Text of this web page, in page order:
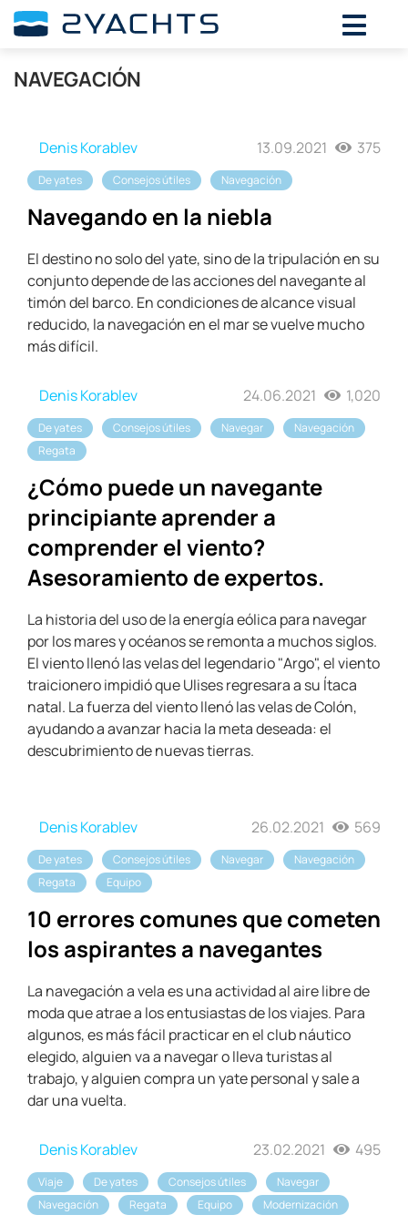
NAVEGACIÓN
Denis Korablev 13.09.2021 375
De yates Consejos útiles Navegación
Navegando en la niebla
El destino no solo del yate, sino de la tripulación en su
conjunto depende de las acciones del navegante al
timón del barco. En condiciones de alcance visual
reducido, la navegación en el mar se vuelve mucho
más difícil.
Denis Korablev 24.06.2021 1,020
De yates Consejos útiles Navegar
Navegación
Regata
¿Cómo puede un navegante
principiante aprender a
comprender el viento?
Asesoramiento de expertos.
La historia del uso de la energía eólica para navegar
por los mares y océanos se remonta a muchos siglos.
El viento llenó las velas del legendario "Argo", el viento
traicionero impidió que Ulises regresara a su Ítaca
natal. La fuerza del viento llenó las velas de Colón,
ayudando a avanzar hacia la meta deseada: el
descubrimiento de nuevas tierras.
Denis Korablev 26.02.2021 569
De yates Consejos útiles Navegar
Navegación
Regata
Equipo
10 errores comunes que cometen
los aspirantes a navegantes
La navegación a vela es una actividad al aire libre de
moda que atrae a los entusiastas de los viajes. Para
algunos, es más fácil practicar en el club náutico
elegido, alguien va a navegar o lleva turistas al
trabajo, y alguien compra un yate personal y sale a
dar una vuelta.
Denis Korablev 23.02.2021 495
Viaje De yates Consejos útiles
Navegar
Navegación
Regata Equipo Modernización